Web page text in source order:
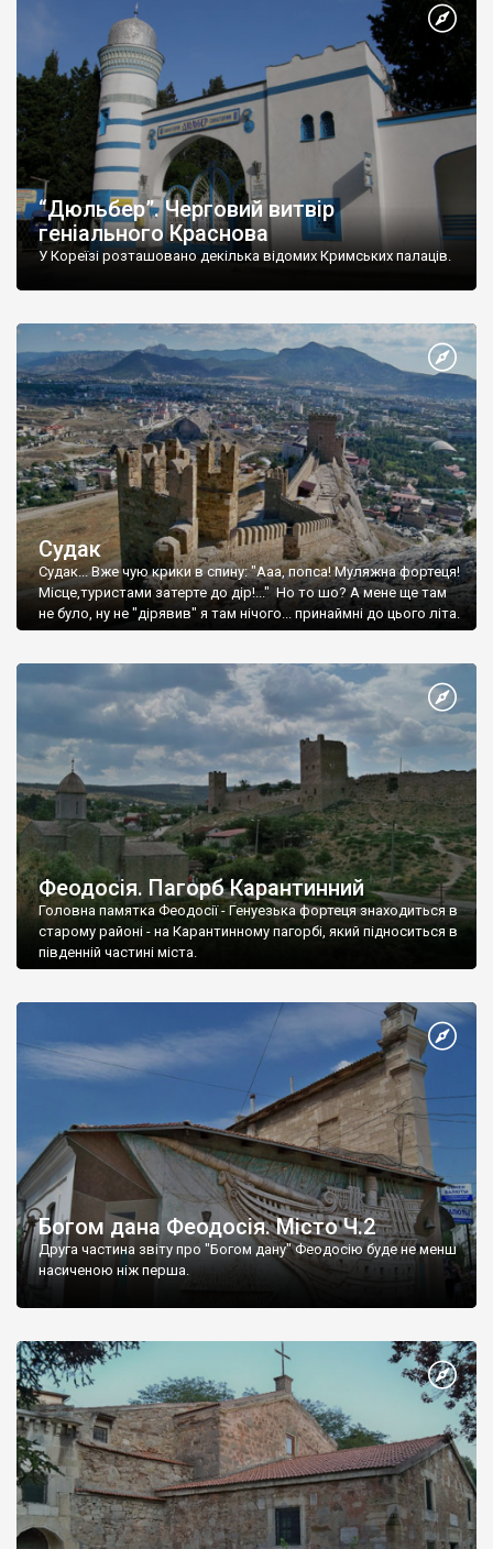
“Дюльбер”. Черговий витвір
геніального Краснова
У Кореїзі розташовано декілька відомих Кримських палаців.
Судак
Судак... Вже чую крики в спину: "Ааа, попса! Муляжна фортеця!
Місце,туристами затерте до дір!..." Но то шо? А мене ще там
не було, ну не "дірявив" я там нічого... принаймні до цього літа.
Феодосія. Пагорб Карантинний
Головна памятка Феодосії - Генуезька фортеця знаходиться в
старому районі - на Карантинному пагорбі, який підноситься в
південній частині міста.
Богом дана Феодосія. Місто Ч.2
Друга частина звіту про "Богом дану" Феодосію буде не менш
насиченою ніж перша.